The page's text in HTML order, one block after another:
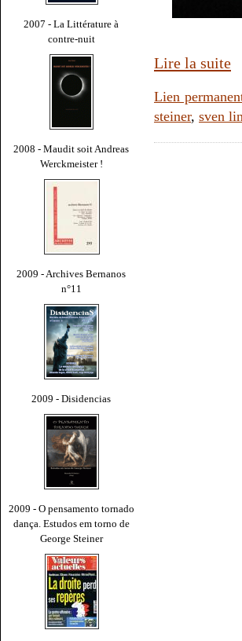
2007 - La Littérature à
contre-nuit
2008 - Maudit soit Andreas
Werckmeister !
2009 - Archives Bernanos
n°11
2009 - Disidencias
2009 - O pensamento tornado
dança. Estudos em torno de
George Steiner
Lire la suite
Lien
steiner, sven